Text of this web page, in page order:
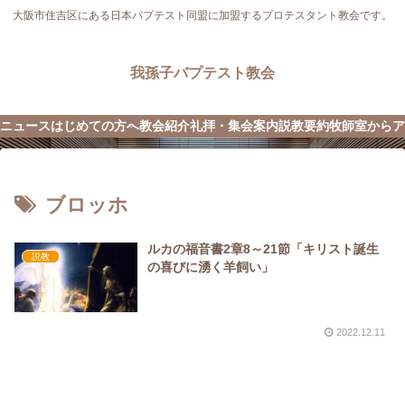
大阪市住吉区にある日本バプテスト同盟に加盟するプロテスタント教会です。
我孫子バプテスト教会
ニュースはじめての方へ教会紹介礼拝・集会案内説教要約牧師室から
ブロッホ
説教
ルカの福音書2章8～21節「キリスト誕生
の喜びに湧く羊飼い」
2022.12.11